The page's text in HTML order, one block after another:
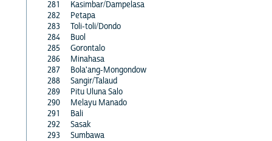
281
Kasimbar/Dampelasa
282
Petapa
283
Toli-toli/Dondo
284
Buol
285
Gorontalo
286
Minahasa
287
Bola'ang-Mongondow
288
Sangir/Talaud
289
Pitu Uluna Salo
290
Melayu Manado
291
Bali
292
Sasak
293
Sumbawa